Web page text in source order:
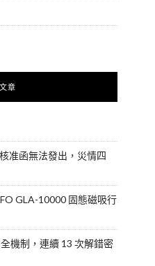
章
准函無法發出，災情四
GLA-10000 固態磁吸行
機制，連續 13 次解錯密